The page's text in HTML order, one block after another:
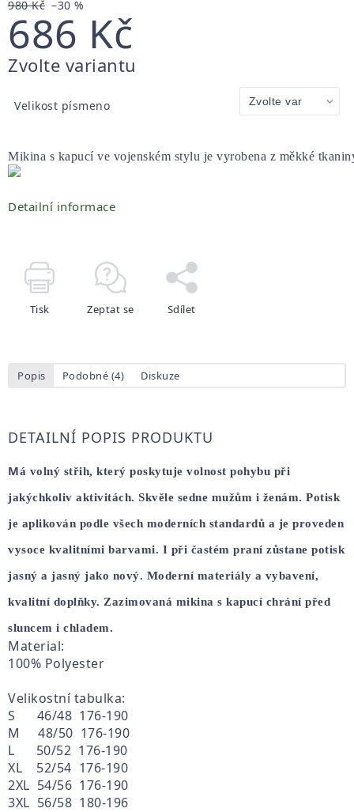
980 Kč –30 %
686 Kč
Měrná
Zvolte variantu
Velikost písmeno
Mikina s kapucí ve vojenském stylu je vyrobena z měkké
Detailní informace
Tisk Zeptat se Sdílet
Popis Podobné (4) Diskuze
DETAILNÍ POPIS PRODUKTU
Má volný střih, který poskytuje volnost pohybu při
jakýchkoliv aktivitách. Skvěle sedne mužům i ženám. Potisk
je aplikován podle všech moderních standardů a je proveden
vysoce kvalitními barvami. I při častém praní zůstane potisk
jasný a jasný jako nový. Moderní materiály a vybavení,
kvalitní doplňky. Zazimovaná mikina s kapucí chrání před
sluncem i chladem.
Material:
100% Polyester
Velikostní tabulka:
S 46/48 176-190
M 48/50 176-190
L 50/52 176-190
XL 52/54 176-190
2XL 54/56 176-190
3XL 56/58 180-196